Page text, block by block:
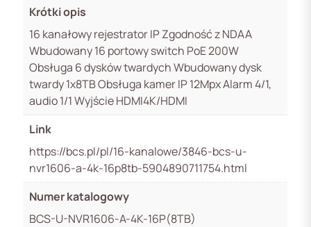
Krótki opis
16 kanałowy rejestrator IP Zgodność z NDAA
Wbudowany 16 portowy switch PoE 200W
Obsługa 6 dysków twardych Wbudowany dysk
twardy 1x8TB Obsługa kamer IP 12Mpx Alarm 4/1,
audio 1/1 Wyjście HDMI4K/HDMI
Link
https://bcs.pl/pl/16-kanalowe/3846-bcs-u-
nvr1606-a-4k-16p8tb-5904890711754.html
Numer katalogowy
BCS-U-NVR1606-A-4K-16P(8TB)